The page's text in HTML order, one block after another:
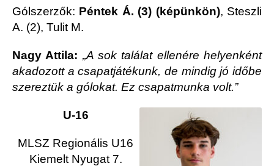
Gólszerzők: Péntek Á. (3) (képünkön), Steszli
A. (2), Tulit M.
Nagy Attila: „A sok találat ellenére helyenként
akadozott a csapatjátékunk, de mindig jó időbe
szereztük a gólokat. Ez csapatmunka volt.”
U-16
MLSZ Regionális U16
Kiemelt Nyugat 7.